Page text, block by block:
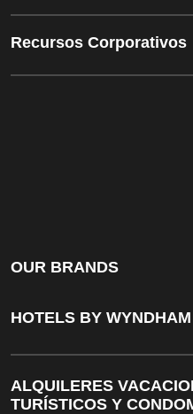
Recursos Corporativos
OUR BRANDS
HOTELS BY WYNDHAM
ALQUILERES
TURÍSTICOS Y